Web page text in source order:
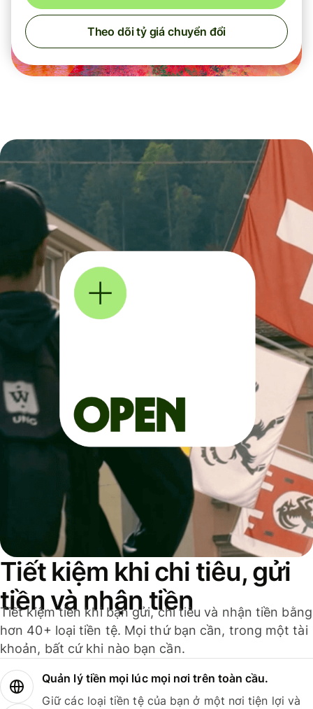
Theo dõi tỷ giá chuyển đổi
Tiết kiệm khi chi tiêu, gửi
tiền và nhận tiền
Tiết kiệm tiền khi bạn gửi, chi tiêu và nhận tiền bằng
hơn 40+ loại tiền tệ. Mọi thứ bạn cần, trong một tài
khoản, bất cứ khi nào bạn cần.
Quản lý tiền mọi lúc mọi nơi trên toàn cầu.
Giữ các loại tiền tệ của bạn ở một nơi tiện lợi và